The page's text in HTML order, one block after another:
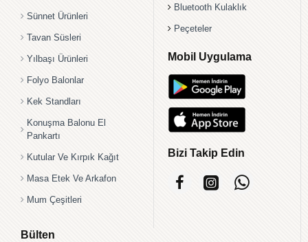
Sünnet Ürünleri
Tavan Süsleri
Yılbaşı Ürünleri
Folyo Balonlar
Kek Standları
Konuşma Balonu El
Pankartı
Kutular Ve Kırpık Kağıt
Masa Etek Ve Arkafon
Mum Çeşitleri
Bluetooth Kulaklık
Peçeteler
Mobil Uygulama
Bizi Takip Edin
Bülten